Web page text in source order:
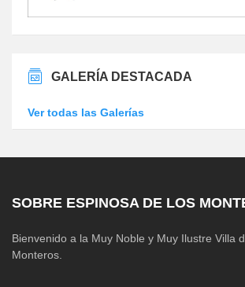
GALERÍA DESTACADA
Ver todas las Galerías
SOBRE ESPINOSA DE LOS
Bienvenido a la Muy Noble y Muy Ilustre Villa
Monteros.